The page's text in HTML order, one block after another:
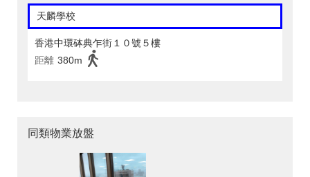
天麟學校
香港中環砵典乍街１０號５樓
距離 380m
同類物業放盤